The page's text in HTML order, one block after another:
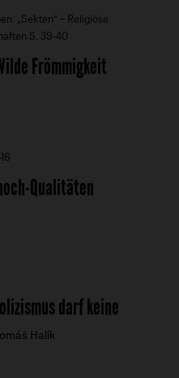
„Sekten“ – Religiöse
S. 39-40
Frömmigkeit
Qualitäten
darf keine
Halík